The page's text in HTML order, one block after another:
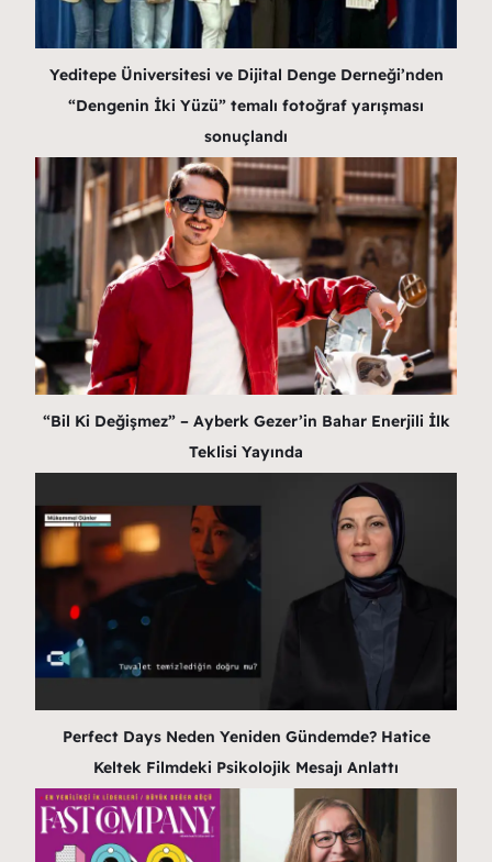
Yeditepe Üniversitesi ve Dijital Denge Derneği’nden
“Dengenin İki Yüzü” temalı fotoğraf yarışması
sonuçlandı
“Bil Ki Değişmez” – Ayberk Gezer’in Bahar Enerjili İlk
Teklisi Yayında
Perfect Days Neden Yeniden Gündemde? Hatice
Keltek Filmdeki Psikolojik Mesajı Anlattı